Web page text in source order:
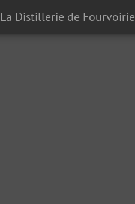
La Distillerie de Fourvoirie